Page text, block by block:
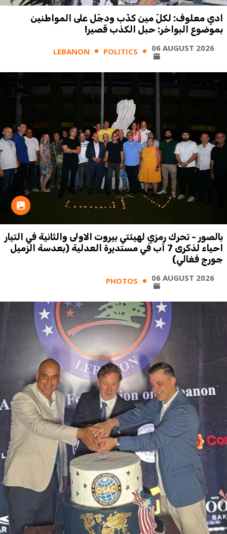
ادي معلوف: لكلّ مين كذّب ودجّل على المواطنين
بموضوع البواخر: حبل الكذب قصير!
LEBANON POLITICS 06 AUGUST 2026
بالصور - تحرك رمزي لهيئتي بيروت الاولى والثانية في التيار
احياء لذكرى 7 آب في مستديرة العدلية (بعدسة الزميل
جورج فغالي)
PHOTOS 06 AUGUST 2026